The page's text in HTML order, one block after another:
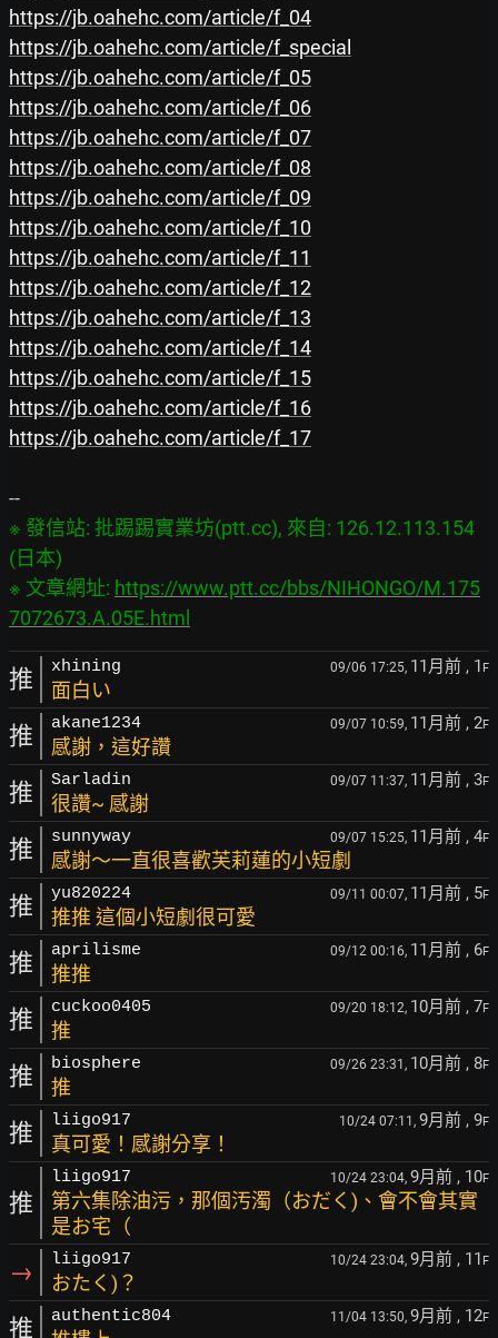
https://jb.oahehc.com/article/f_04
https://jb.oahehc.com/article/f_special
https://jb.oahehc.com/article/f_05
https://jb.oahehc.com/article/f_06
https://jb.oahehc.com/article/f_07
https://jb.oahehc.com/article/f_08
https://jb.oahehc.com/article/f_09
https://jb.oahehc.com/article/f_10
https://jb.oahehc.com/article/f_11
https://jb.oahehc.com/article/f_12
https://jb.oahehc.com/article/f_13
https://jb.oahehc.com/article/f_14
https://jb.oahehc.com/article/f_15
https://jb.oahehc.com/article/f_16
https://jb.oahehc.com/article/f_17
※ 發信站: 批踢踢實業坊(ptt.cc), 來自: 126.12.113.154
(日本)
※ 文章網址: https://www.ptt.cc/bbs/NIHONGO/M.175
7072673.A.05E.html
推 xhining 09/06 17:25, 11月前 , 1 F
面白い
推 akane1234 09/07 10:59, 11月前 , 2F
感謝，這好讚
推 Sarladin 09/07 11:37, 11月前 , 3F
很讚~ 感謝
推 sunnyway 09/07 15:25, 11月前 , 4F
感謝～一直很喜歡芙莉蓮的小短劇
推 yu820224 09/11 00:07, 11月前 , 5F
推推 這個小短劇很可愛
推 aprilisme 09/12 00:16, 11月前 , 6F
推推
推 cuckoo0405 09/20 18:12, 10月前 , 7F
推
推 biosphere 09/26 23:31, 10月前 , 8F
推
推 liigo917 10/24 07:11, 9月前 , 9F
真可愛！感謝分享！
推
liigo917 10/24 23:04, 9月前 , 10F
第六集除油污，那個汚濁（おだく)、會不會其實
是お宅（
→ liigo917 10/24 23:04, 9月前 , 11 F
おたく)？
推 authentic804 11/04 13:50, 9月前 , 12F